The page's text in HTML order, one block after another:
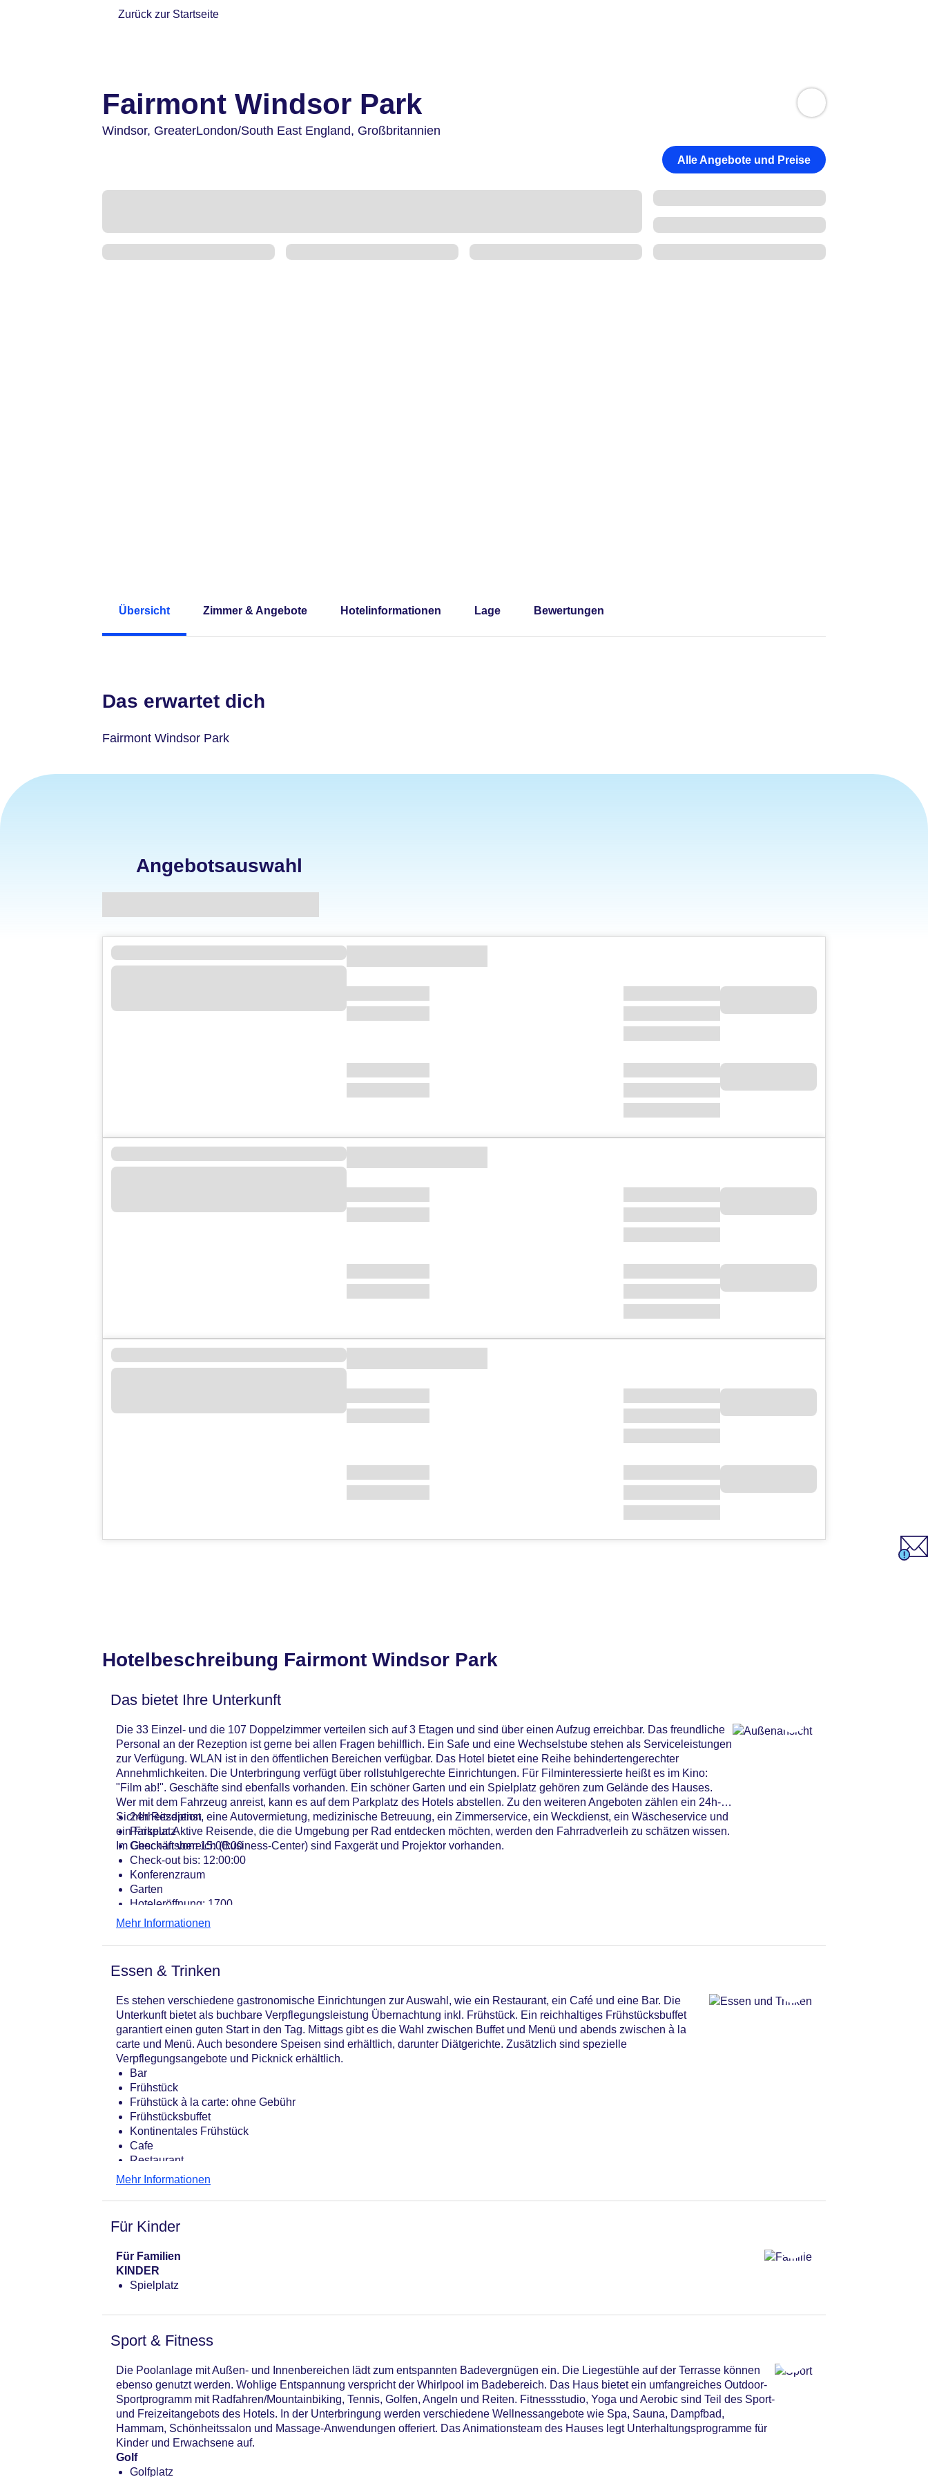
Zurück zur Startseite
Fairmont Windsor Park
Windsor, GreaterLondon/South East England, Großbritannien
Alle Angebote und Preise
Übersicht Zimmer & Angebote Hotelinformationen Lage Bewertungen
Das erwartet dich
Fairmont Windsor Park
Angebotsauswahl
Hotelbeschreibung Fairmont Windsor Park
Das bietet Ihre Unterkunft
Die 33 Einzel- und die 107 Doppelzimmer verteilen sich auf 3 Etagen und sind über einen Aufzug erreichbar. Das freundliche
Personal an der Rezeption ist gerne bei allen Fragen behilflich. Ein Safe und eine Wechselstube stehen als Serviceleistungen
zur Verfügung. WLAN ist in den öffentlichen Bereichen verfügbar. Das Hotel bietet eine Reihe behindertengerechter
Annehmlichkeiten. Die Unterbringung verfügt über rollstuhlgerechte Einrichtungen. Für Filminteressierte heißt es im Kino:
"Film ab!". Geschäfte sind ebenfalls vorhanden. Ein schöner Garten und ein Spielplatz gehören zum Gelände des Hauses.
Wer mit dem Fahrzeug anreist, kann es auf dem Parkplatz des Hotels abstellen. Zu den weiteren Angeboten zählen ein 24h-
Sicherheitsdienst, eine Autovermietung, medizinische Betreuung, ein Zimmerservice, ein Weckdienst, ein Wäscheservice und
ein Friseur. Aktive Reisende, die die Umgebung per Rad entdecken möchten, werden den Fahrradverleih zu schätzen wissen.
Im Geschäftsbereich (Business-Center) sind Faxgerät und Projektor vorhanden.
24h Rezeption
Parkplatz
Check-in von: 15:00:00
Check-out bis: 12:00:00
Konferenzraum
Garten
Hoteleröffnung: 1700
Hotelsafe
Letzte umfassende Renovierung: 2006
Anzahl der Aufzüge: 1
Zimmerservice
Gesamtanzahl der Stockwerke: 3
Gesamtanzahl der Zimmer: 140
Pools:Indoor Pool, Outdoor Pool, Liegen am Pool
Zahlungsarten: American Express, Mastercard, Visa
Landeskategorie: 5 Sterne
Mehr Informationen
Essen & Trinken
Es stehen verschiedene gastronomische Einrichtungen zur Auswahl, wie ein Restaurant, ein Café und eine Bar. Die
Unterkunft bietet als buchbare Verpflegungsleistung Übernachtung inkl. Frühstück. Ein reichhaltiges Frühstücksbuffet
garantiert einen guten Start in den Tag. Mittags gibt es die Wahl zwischen Buffet und Menü und abends zwischen à la
carte und Menü. Auch besondere Speisen sind erhältlich, darunter Diätgerichte. Zusätzlich sind spezielle
Verpflegungsangebote und Picknick erhältlich.
Bar
Frühstück
Frühstück à la carte: ohne Gebühr
Frühstücksbuffet
Kontinentales Frühstück
Cafe
Restaurant
Mehr Informationen
Für Kinder
Für Familien
KINDER
Spielplatz
Sport & Fitness
Die Poolanlage mit Außen- und Innenbereichen lädt zum entspannten Badevergnügen ein. Die Liegestühle auf der Terrasse können
ebenso genutzt werden. Wohlige Entspannung verspricht der Whirlpool im Badebereich. Das Haus bietet ein umfangreiches Outdoor-
Sportprogramm mit Radfahren/Mountainbiking, Tennis, Golfen, Angeln und Reiten. Fitnessstudio, Yoga und Aerobic sind Teil des Sport-
und Freizeitangebots des Hotels. In der Unterbringung werden verschiedene Wellnessangebote wie Spa, Sauna, Dampfbad,
Hammam, Schönheitssalon und Massage-Anwendungen offeriert. Das Animationsteam des Hauses legt Unterhaltungsprogramme für
Kinder und Erwachsene auf.
Golf
Golfplatz